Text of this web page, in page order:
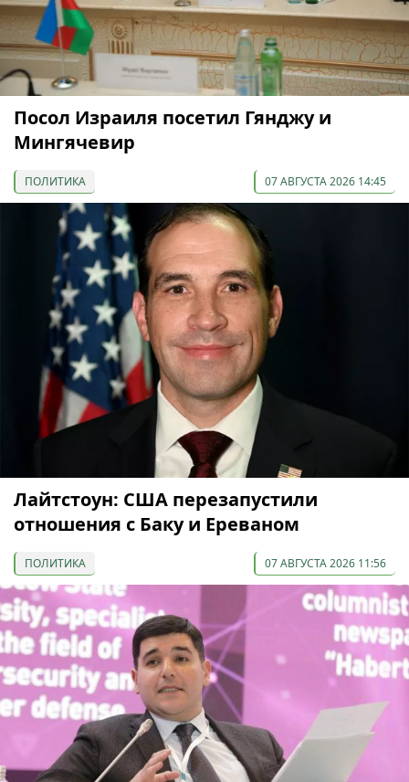
Посол Израиля посетил Гянджу и
Мингячевир
ПОЛИТИКА 07 АВГУСТА 2026 14:45
Лайтстоун: США перезапустили
отношения с Баку и Ереваном
ПОЛИТИКА 07 АВГУСТА 2026 11:56